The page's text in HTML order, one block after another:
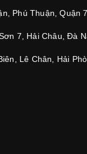
Phú Thuận, Quận
7, Hải Châu, Đà
Lê Chân, Hải